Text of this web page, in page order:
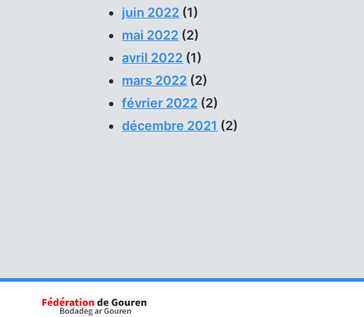
juin 2022 (1)
mai 2022 (2)
avril 2022 (1)
mars 2022 (2)
février 2022 (2)
décembre 2021 (2)